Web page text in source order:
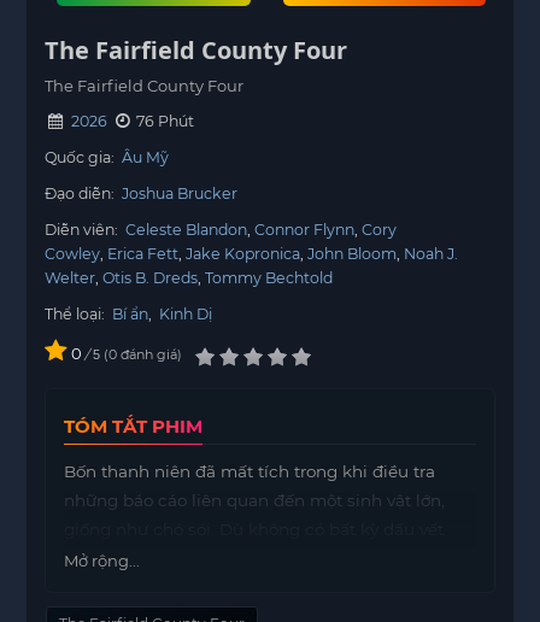
The Fairfield County Four
The Fairfield County Four
2026
76 Phút
Quốc gia: Âu Mỹ
Đạo diễn: Joshua Brucker
Diễn viên: Celeste Blandon Connor Flynn Cory
Cowley Erica Fett Jake Kopronica John Bloom Noah J.
Welter Otis B. Dreds Tommy Bechtold
Thể loại: Bí ẩn, Kinh Dị
0 / 5 0 đánh giá
TÓM TẮT PHIM
Bốn thanh niên đã mất tích trong khi điều tra
những báo cáo liên quan đến một sinh vật lớn,
nào của bốn người này được tìm thấy, nhưng
Đoạn phim này có thể là những hình ảnh cuối
Mở rộng...